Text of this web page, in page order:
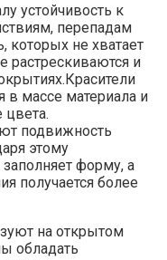
устойчивость к
перепадам
которых не хватает
растрескиваются и
в массе материала и
подвижность
этому
форму, а
получается более
на открытом
обладать